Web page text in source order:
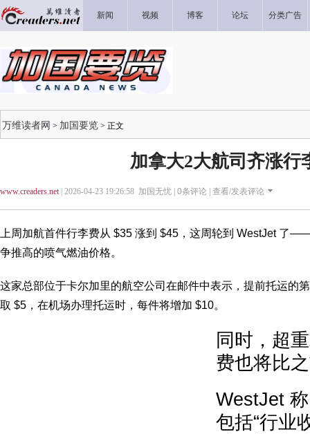
新闻 视频 博客 论坛 分类广告
万维读者网 > 加国要览 > 正文
加拿大2大航司齐涨行
www.creaders.net| 2026-04-23 19:26:58 加国无忧 | 0条评论 | 查看/发表评论
上周加航首件行李费从 $35 涨到 $45，这周轮到 WestJet 了
争推高的喷气燃油价格。
这家总部位于卡尔加里的航空公司在邮件中表示，提前托运的
取 $5，在机场办理托运时，每件将增加 $10。
同时，超
费也将比
WestJet
包括“行业